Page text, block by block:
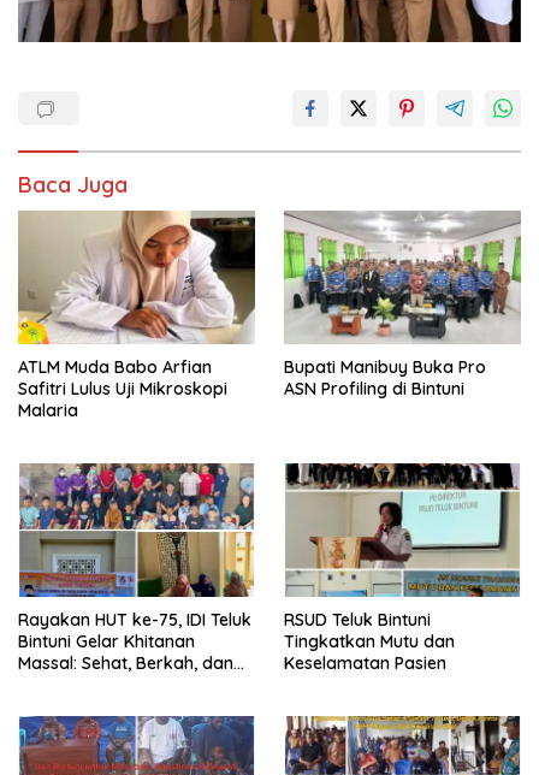
Baca Juga
ATLM Muda Babo Arfian
Safitri Lulus Uji Mikroskopi
Malaria
Bupati Manibuy Buka Pro
ASN Profiling di Bintuni
Rayakan HUT ke-75, IDI Teluk
Bintuni Gelar Khitanan
Massal: Sehat, Berkah, dan
RSUD Teluk Bintuni
Tingkatkan Mutu dan
Keselamatan Pasien